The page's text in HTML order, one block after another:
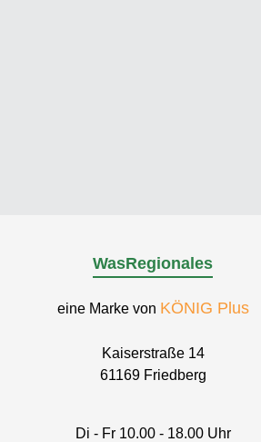
WasRegionales
eine Marke von KÖNIG Plus
Kaiserstraße 14
61169 Friedberg
Di - Fr 10.00 - 18.00 Uhr